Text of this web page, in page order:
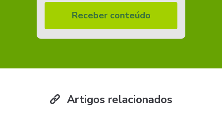
Receber conteúdo
Artigos relacionados